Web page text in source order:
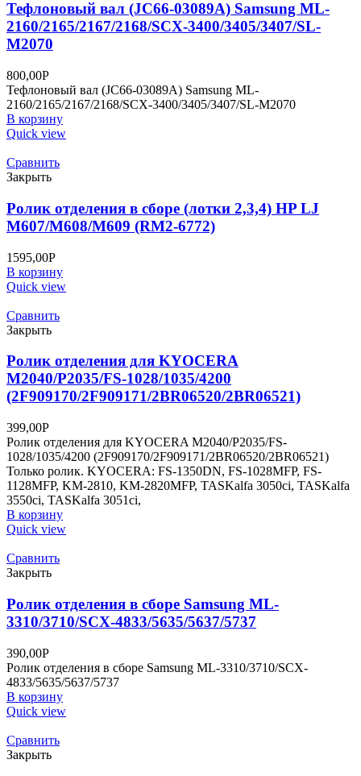
Тефлоновый вал (JC66-03089A) Samsung ML-
2160/2165/2167/2168/SCX-3400/3405/3407/SL-
M2070
800,00Р
Тефлоновый вал (JC66-03089A) Samsung ML-
2160/2165/2167/2168/SCX-3400/3405/3407/SL-M2070
В корзину
Quick view
Сравнить
Закрыть
Ролик отделения в сборе (лотки 2,3,4) HP LJ
M607/M608/M609 (RM2-6772)
1595,00Р
В корзину
Quick view
Сравнить
Закрыть
Ролик отделения для KYOCERA
M2040/P2035/FS-1028/1035/4200
(2F909170/2F909171/2BR06520/2BR06521)
399,00Р
Ролик отделения для KYOCERA M2040/P2035/FS-
1028/1035/4200 (2F909170/2F909171/2BR06520/2BR06521)
Только ролик. KYOCERA: FS-1350DN, FS-1028MFP, FS-
1128MFP, KM-2810, KM-2820MFP, TASKalfa 3050ci, TASKalfa
3550ci, TASKalfa 3051ci,
В корзину
Quick view
Сравнить
Закрыть
Ролик отделения в сборе Samsung ML-
3310/3710/SCX-4833/5635/5637/5737
390,00Р
Ролик отделения в сборе Samsung ML-3310/3710/SCX-
4833/5635/5637/5737
В корзину
Quick view
Сравнить
Закрыть